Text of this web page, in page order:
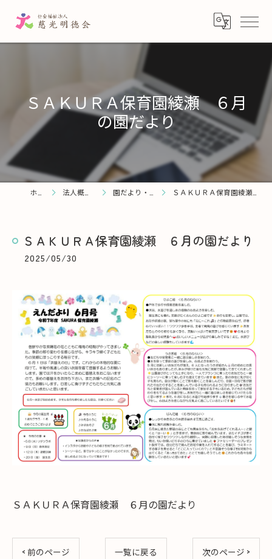
ＳＡＫＵＲＡ保育園綾瀬 ６月
の園だより
法人概要・理念 園だより・お知らせ ＳＡＫＵＲＡ保育園綾瀬 ６月の園だより
ＳＡＫＵＲＡ保育園綾瀬 ６月の園だより
2025/05/30
ＳＡＫＵＲＡ保育園綾瀬 ６月の園だより
< 前のページ 一覧に戻る 次のページ >